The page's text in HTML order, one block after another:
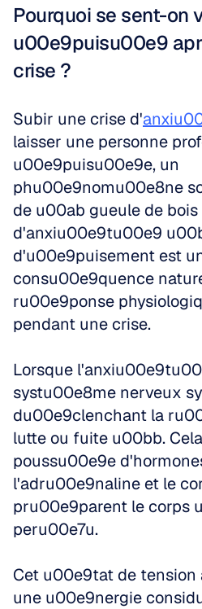
Pourquoi se sent-on
u00e9puisu00e9
crise ?
Subir une crise d'
laisser une personne
u00e9puisu00e9e, un
phu00e9nomu00e8ne
de u00ab gueule de bois
d'anxiu00e9tu00e9
d'u00e9puisement est
consu00e9quence
ru00e9ponse
pendant une crise.
Lorsque
systu00e8me nerveux
du00e9clenchant la
lutte ou fuite u00bb.
poussu00e9e
l'adru00e9naline et le
pru00e9parent le corps
peru00e7u.
Cet u00e9tat de tension
une u00e9nergie